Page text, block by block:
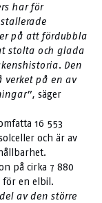
har för
på att fördubbla
stolta och glada
Den
verket på en av
säger
16 553
och är av
på cirka 7 880
för en elbil.
av den större